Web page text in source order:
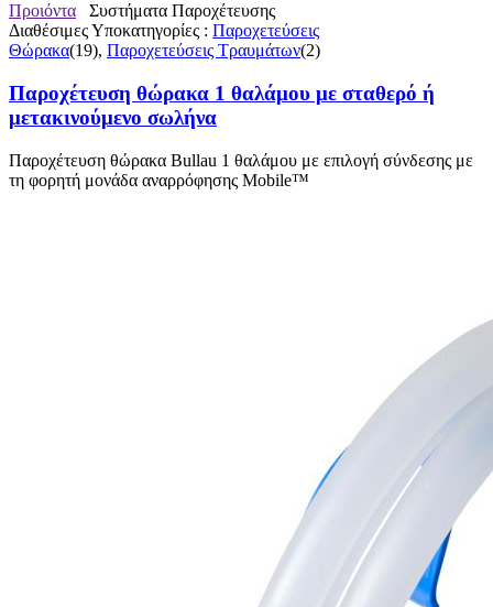
Προιόντα
Συστήματα Παροχέτευσης
Διαθέσιμες Υποκατηγορίες : Παροχετεύσεις
Θώρακα(19), Παροχετεύσεις Τραυμάτων(2)
Παροχέτευση θώρακα 1 θαλάμου με σταθερό ή
μετακινούμενο σωλήνα
Παροχέτευση θώρακα Bullau 1 θαλάμου με επιλογή σύνδεσης με
τη φορητή μονάδα αναρρόφησης Mobile™